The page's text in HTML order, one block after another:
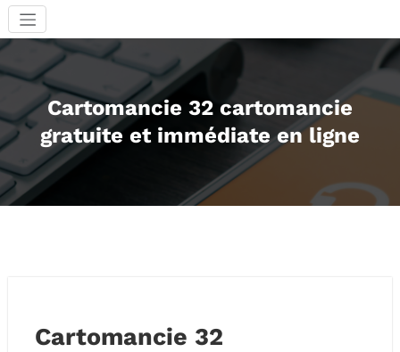
Aller
contenu
Cartomancie 32 cartomancie
gratuite et immédiate en ligne
Cartomancie 32